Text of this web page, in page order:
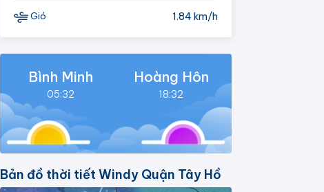
Gió 1.84 km/h
Bình Minh
05:32
Hoàng Hôn
18:32
Bản đồ thời tiết Windy Quận Tây Hồ